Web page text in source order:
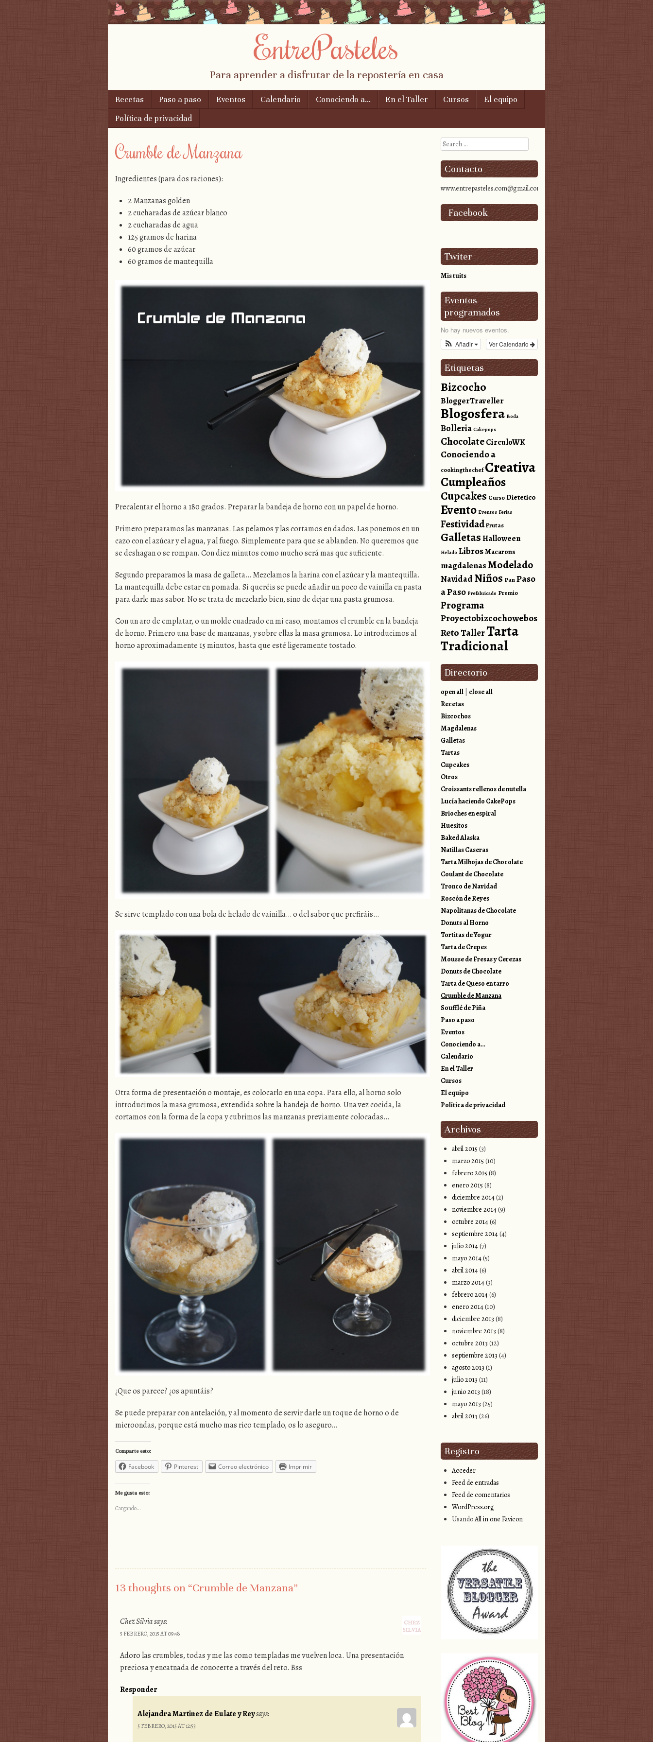
EntrePasteles
Para aprender a disfrutar de la repostería en casa
Menu
Skip to content
Recetas Paso a paso Eventos Calendario Conociendo a… En el Taller Cursos
El equipo
Política de privacidad
Crumble de Manzana
Ingredientes (para dos raciones):
2 Manzanas golden
2 cucharadas de azúcar blanco
2 cucharadas de agua
125 gramos de harina
60 gramos de azúcar
60 gramos de mantequilla
Precalentar el horno a 180 grados. Preparar la bandeja de horno con un papel de horno.
Primero preparamos las manzanas. Las pelamos y las cortamos en dados. Las ponemos en un
cazo con el azúcar y el agua, y al fuego. Simplemente para que se ablanden. No queremos que
se deshagan o se rompan. Con diez minutos como mucho será mas que suficiente.
Segundo preparamos la masa de galleta… Mezclamos la harina con el azúcar y la mantequilla.
La mantequilla debe estar en pomada. Si queréis se puede añadir un poco de vainilla en pasta
para darle mas sabor. No se trata de mezclarlo bien, sino de dejar una pasta grumosa.
Con un aro de emplatar, o un molde cuadrado en mi caso, montamos el crumble en la bandeja
de horno. Primero una base de manzanas, y sobre ellas la masa grumosa. Lo introducimos al
horno aproximadamente 15 minutos, hasta que esté ligeramente tostado.
Se sirve templado con una bola de helado de vainilla… o del sabor que prefiráis…
Otra forma de presentación o montaje, es colocarlo en una copa. Para ello, al horno solo
introducimos la masa grumosa, extendida sobre la bandeja de horno. Una vez cocida, la
cortamos con la forma de la copa y cubrimos las manzanas previamente colocadas…
¿Que os parece? ¿os apuntáis?
Se puede preparar con antelación, y al momento de servir darle un toque de horno o de
microondas, porque está mucho mas rico templado, os lo aseguro…
Comparte esto:
Facebook Pinterest Correo electrónico Imprimir
Me gusta esto:
Cargando...
13 thoughts on “Crumble de Manzana”
Chez Silviasays:
5 FEBRERO, 2015 AT 09:48
Adoro las crumbles, todas y me las como templadas me vuelven loca. Una presentación
preciosa y encatnada de conocerte a través del reto. Bss
Responder
Alejandra Martinez de Eulate y Reysays:
5 FEBRERO, 2015 AT 12:53
Search
Contacto
www.entrepasteles.com@gmail.com
Facebook
Twiter
Mis tuits
Eventos
programados
No hay nuevos eventos.
Ver Calendario
Añadir
Etiquetas
Bizcocho
BloggerTraveller
Blogosfera Boda
Bolleria Cakepops
ChocolateCirculoWK
Conociendo a
cookingthechef Creativa
Cumpleaños
Cupcakes CursoDietetico
Evento Eventos Ferias
FestividadFrutas
GalletasHalloween
Helado LibrosMacarons
magdalenasModelado
NavidadNiños PanPaso
a Paso Prefabricado Premio
Programa
Proyectobizcochowebos
Reto TallerTarta
Tradicional
Directorio
open all
close all
Recetas
Bizcochos
Magdalenas
Galletas
Tartas
Cupcakes
Otros
Croissants rellenos de nutella
Lucía haciendo CakePops
Brioches en espiral
Huesitos
Baked Alaska
Natillas Caseras
Tarta Milhojas de Chocolate
Coulant de Chocolate
Tronco de Navidad
Roscón de Reyes
Napolitanas de Chocolate
Donuts al Horno
Tortitas de Yogur
Tarta de Crepes
Mousse de Fresas y Cerezas
Donuts de Chocolate
Tarta de Queso en tarro
Crumble de Manzana
Soufflé de Piña
Paso a paso
Eventos
Conociendo a…
Calendario
En el Taller
Cursos
El equipo
Política de privacidad
Archivos
abril 2015 (3)
marzo 2015 (10)
febrero 2015 (8)
enero 2015 (8)
diciembre 2014(2)
noviembre 2014(9)
octubre 2014(6)
septiembre 2014(4)
julio 2014(7)
mayo 2014(5)
abril 2014(6)
marzo 2014(3)
febrero 2014(6)
enero 2014(10)
diciembre 2013 (8)
noviembre 2013 (8)
octubre 2013 (12)
septiembre 2013 (4)
agosto 2013 (1)
julio 2013 (11)
junio 2013 (18)
mayo 2013 (25)
abril 2013 (26)
Registro
Acceder
Feed de entradas
Feed de comentarios
WordPress.org
UsandoAll in one Favicon